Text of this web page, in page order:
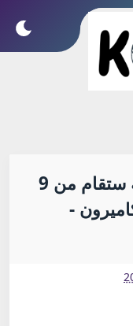
نهائيات كأس الأمم الأفريقية ستقام من 9
فبراير 2022 بالكاميرون -